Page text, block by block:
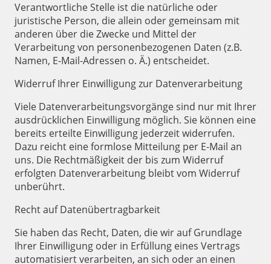
Verantwortliche Stelle ist die natürliche oder
juristische Person, die allein oder gemeinsam mit
anderen über die Zwecke und Mittel der
Verarbeitung von personenbezogenen Daten (z.B.
Namen, E-Mail-Adressen o. Ä.) entscheidet.
Widerruf Ihrer Einwilligung zur Datenverarbeitung
Viele Datenverarbeitungsvorgänge sind nur mit Ihrer
ausdrücklichen Einwilligung möglich. Sie können eine
bereits erteilte Einwilligung jederzeit widerrufen.
Dazu reicht eine formlose Mitteilung per E-Mail an
uns. Die Rechtmäßigkeit der bis zum Widerruf
erfolgten Datenverarbeitung bleibt vom Widerruf
unberührt.
Recht auf Datenübertragbarkeit
Sie haben das Recht, Daten, die wir auf Grundlage
Ihrer Einwilligung oder in Erfüllung eines Vertrags
automatisiert verarbeiten, an sich oder an einen